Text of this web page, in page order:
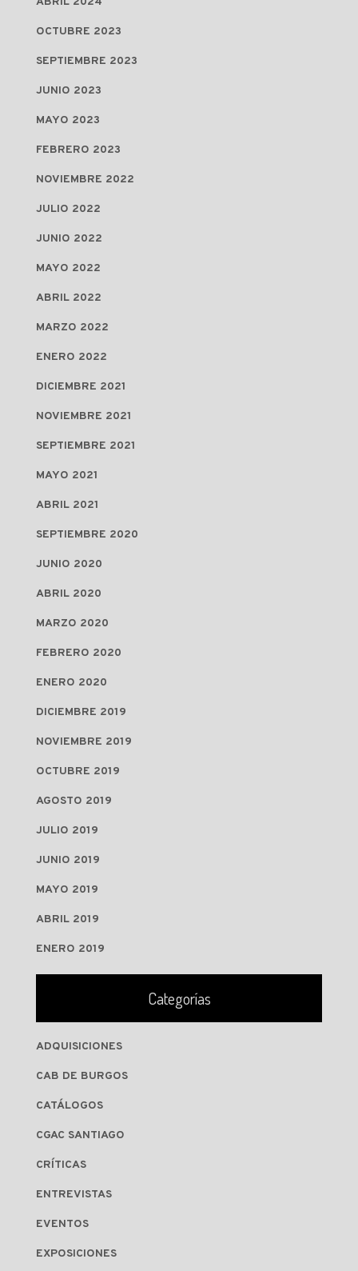
OCTUBRE 2023
SEPTIEMBRE 2023
JUNIO 2023
MAYO 2023
FEBRERO 2023
NOVIEMBRE 2022
JULIO 2022
JUNIO 2022
MAYO 2022
ABRIL 2022
MARZO 2022
ENERO 2022
DICIEMBRE 2021
NOVIEMBRE 2021
SEPTIEMBRE 2021
MAYO 2021
ABRIL 2021
SEPTIEMBRE 2020
JUNIO 2020
ABRIL 2020
MARZO 2020
FEBRERO 2020
ENERO 2020
DICIEMBRE 2019
NOVIEMBRE 2019
OCTUBRE 2019
AGOSTO 2019
JULIO 2019
JUNIO 2019
MAYO 2019
ABRIL 2019
ENERO 2019
Categorías
ADQUISICIONES
CAB DE BURGOS
CATÁLOGOS
CGAC SANTIAGO
CRÍTICAS
ENTREVISTAS
EVENTOS
EXPOSICIONES